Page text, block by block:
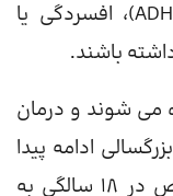
اختلال کمبود توجه/بیش فعالی (ADHD)، افسردگی یا
باشند.
می شوند و درمان
ادامه پیدا
نکند. اگر این رفتار ادامه یابد، تشخیص در 18 سالگی به